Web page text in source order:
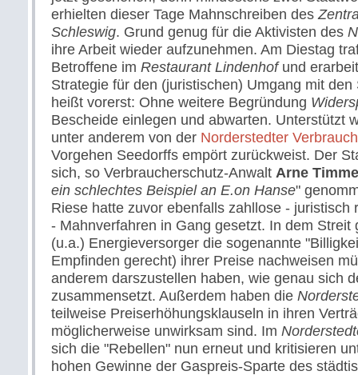
erhielten dieser Tage Mahnschreiben des
Schleswig. Grund genug für die Aktivisten des
ihre Arbeit wieder aufzunehmen. Am Diestag
Betroffene im Restaurant Lindenhofund
Strategie für den (juristischen) Umgang mit
heißt vorerst: Ohne weitere Begründung
Bescheide einlegen und abwarten. Unterstützt
unter anderem von der Norderstedter
Vorgehen Seedorffs empört zurückweist. Der
sich, so Verbraucherschutz-Anwalt Arne
ein schlechtes Beispiel an E.on Hanse"
Riese hatte zuvor ebenfalls zahllose - juristisch
- Mahnverfahren in Gang gesetzt. In dem Streit
(u.a.) Energieversorger die sogenannte
Empfinden gerecht) ihrer Preise nachweisen
anderem darszustellen haben, wie genau sich
zusammensetzt. Außerdem haben die
teilweise Preiserhöhungsklauseln in ihren
möglicherweise unwirksam sind. Im
sich die "Rebellen" nun erneut und kritisieren
hohen Gewinne der Gaspreis-Sparte des